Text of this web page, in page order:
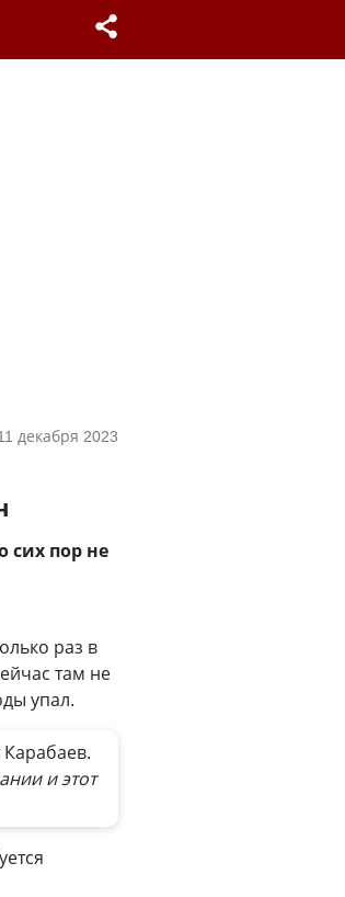
декабря 2023
сих пор не
раз в
там не
упал.
и этот